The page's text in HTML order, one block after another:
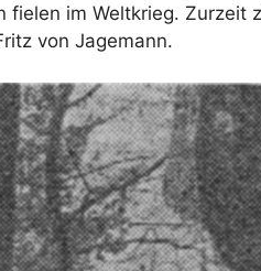
im Weltkrieg. Zurzeit
von Jagemann.